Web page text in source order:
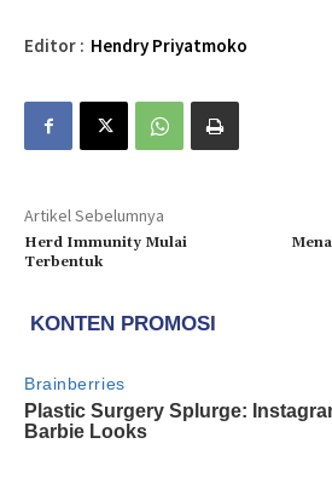
Editor : Hendry Priyatmoko
Artikel Sebelumnya
Herd Immunity Mulai
Terbentuk